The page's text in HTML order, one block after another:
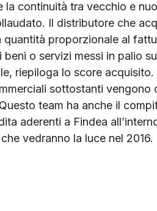
continuità tra vecchio e
Il distributore che
quantità proporzionale al
o servizi messi in palio
riepiloga lo score
sottostanti vengono
team ha anche il
aderenti a Findea
vedranno la luce nel 2016.